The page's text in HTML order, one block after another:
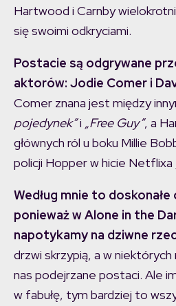
Hartwood i Carnby
się swoimi odkryciami.
Postacie są odgrywane
aktorów: Jodie Comer i
Comer znana jest między
pojedynek”i „Free Guy”, a
głównych ról u boku Millie
policji Hopper w hicie Netflixa
Według mnie to
ponieważ w Alone in the
napotykamy na dziwne
drzwi skrzypią, a w niektórych
nas podejrzane postaci. Ale
w fabułę, tym bardziej to